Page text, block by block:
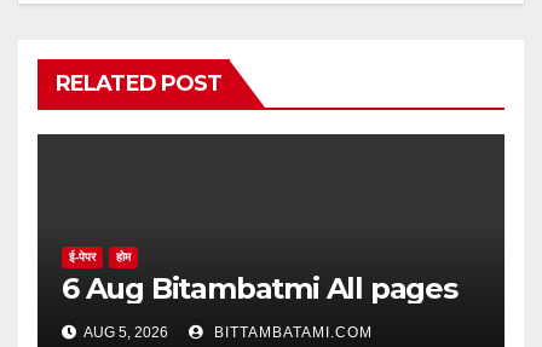
RELATED POST
ई-पेपर होम
6 Aug Bitambatmi All pages
AUG 5, 2026 BITTAMBATAMI.COM